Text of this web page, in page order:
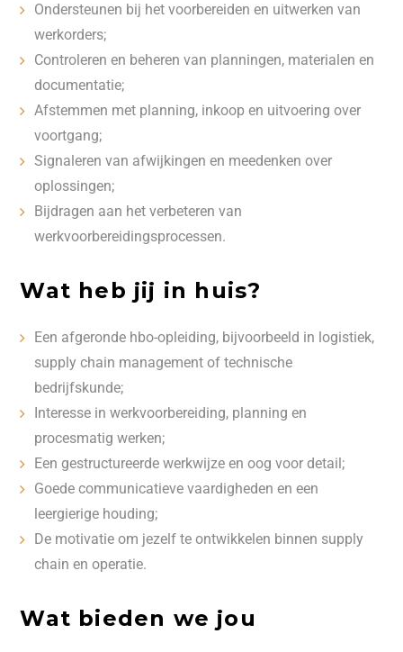
Ondersteunen bij het voorbereiden en uitwerken van
werkorders;
Controleren en beheren van planningen, materialen en
documentatie;
Afstemmen met planning, inkoop en uitvoering over
voortgang;
Signaleren van afwijkingen en meedenken over
oplossingen;
Bijdragen aan het verbeteren van
werkvoorbereidingsprocessen.
Wat heb jij in huis?
Een afgeronde hbo-opleiding, bijvoorbeeld in logistiek,
supply chain management of technische
bedrijfskunde;
Interesse in werkvoorbereiding, planning en
procesmatig werken;
Een gestructureerde werkwijze en oog voor detail;
Goede communicatieve vaardigheden en een
leergierige houding;
De motivatie om jezelf te ontwikkelen binnen supply
chain en operatie.
Wat bieden we jou